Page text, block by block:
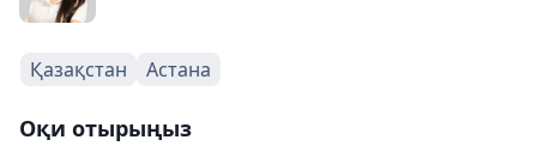
Қазақстан Астана
Оқи отырыңыз